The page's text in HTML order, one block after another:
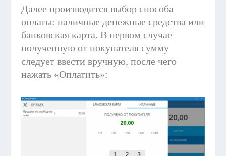
Далее производится выбор способа
оплаты: наличные денежные средства или
банковская карта. В первом случае
полученную от покупателя сумму
следует ввести вручную, после чего
нажать «Оплатить»: